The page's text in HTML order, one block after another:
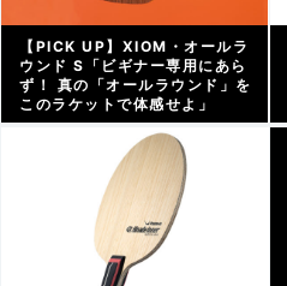
【PICK UP】XIOM・オールラ
ウンド S「ビギナー専用にあら
ず！ 真の「オールラウンド」を
このラケットで体感せよ」
アーカイブ |